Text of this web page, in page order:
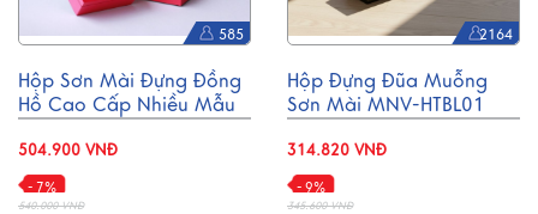
585
Hộp Sơn Mài Đựng Đồng
Hồ Cao Cấp Nhiều Mẫu
504.900 VNĐ
- 7%
540.000 VNĐ
2164
Hộp Đựng Đũa Muỗng
Sơn Mài MNV-HTBL01
314.820 VNĐ
- 9%
345.600 VNĐ